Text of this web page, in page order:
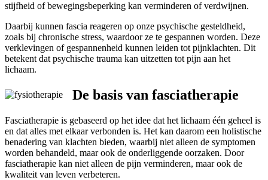
stijfheid of bewegingsbeperking kan verminderen of verdwijnen.
Daarbij kunnen fascia reageren op onze psychische gesteldheid,
zoals bij chronische stress, waardoor ze te gespannen worden. Deze
verklevingen of gespannenheid kunnen leiden tot pijnklachten. Dit
betekent dat psychische trauma kan uitzetten tot pijn aan het
lichaam.
De basis van fasciatherapie
Fasciatherapie is gebaseerd op het idee dat het lichaam één geheel is
en dat alles met elkaar verbonden is. Het kan daarom een holistische
benadering van klachten bieden, waarbij niet alleen de symptomen
worden behandeld, maar ook de onderliggende oorzaken. Door
fasciatherapie kan niet alleen de pijn verminderen, maar ook de
kwaliteit van leven verbeteren.